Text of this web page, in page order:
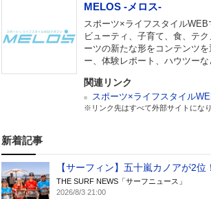
MELOS -メロス-
スポーツ×ライフスタイルWEB
ビューティ、子育て、食、テ
ーツの新たな形をコンテンツ
ー、体験レポート、ハウツー
関連リンク
スポーツ×ライフスタイル
※リンク先はすべて外部サイトにな
新着記事
【サーフィン】五十嵐カノアが2
THE SURF NEWS「サーフニュース」
2026/8/3 21:00